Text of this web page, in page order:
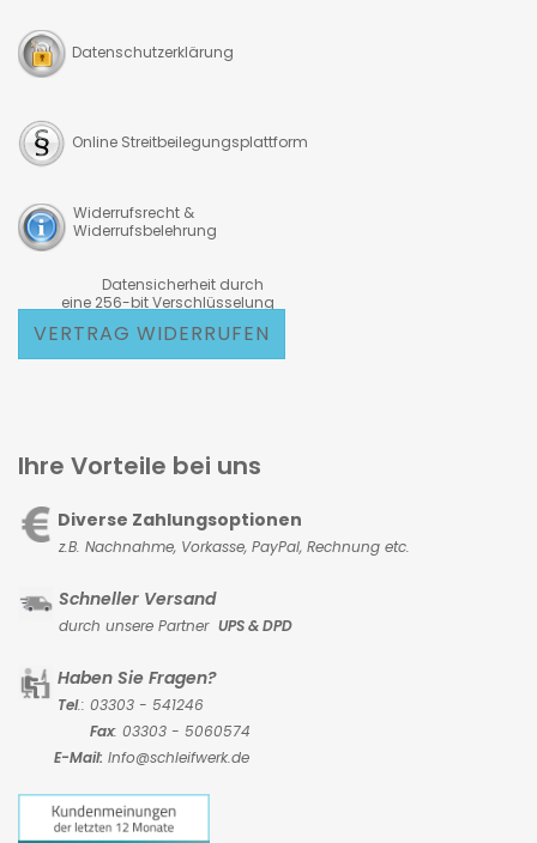
Datenschutzerklärung
Online Streitbeilegungsplattform
Widerrufsrecht &
Widerrufsbelehrung
Datensicherheit durch
eine 256-bit Verschlüsselung
VERTRAG WIDERRUFEN
Ihre Vorteile bei uns
Diverse Zahlungsoptionen
z.B. Nachnahme, Vorkasse, PayPal, Rechnung etc.
Schneller Versand
durch unsere Partner UPS & DPD
Haben Sie Fragen?
Tel.: 03303 - 541246
Fax: 03303 - 5060574
E-Mail: Info@schleifwerk.de